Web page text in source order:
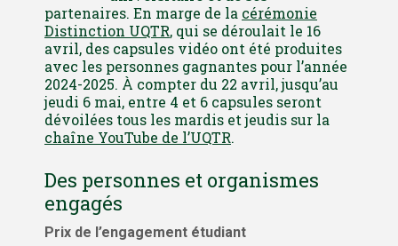
partenaires. En marge de la cérémonie
Distinction UQTR, qui se déroulait le 16
avril, des capsules vidéo ont été produites
avec les personnes gagnantes pour l’année
2024-2025. À compter du 22 avril, jusqu’au
jeudi 6 mai, entre 4 et 6 capsules seront
dévoilées tous les mardis et jeudis sur la
chaîne YouTube de l’UQTR.
Des personnes et organismes
engagés
Prix de l’engagement étudiant